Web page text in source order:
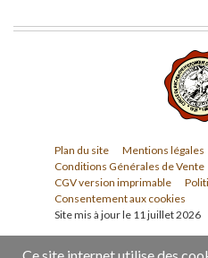
Plan du site
Mentions légales
Conditions Générales de Vente
CGV version imprimable
Consentement aux cookies
Site mis à jour le 11 juillet 2026